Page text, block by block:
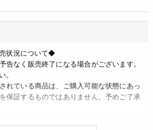
状況について◆
告なく販売終了になる場合がございます。
。
れている商品は、ご購入可能な状態にあっ
保証するものではありません。予めご了承